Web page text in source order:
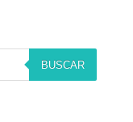
BUSCAR